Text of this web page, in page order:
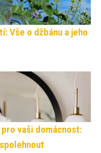
Vše o džbánu a jeho
vaši domácnost: